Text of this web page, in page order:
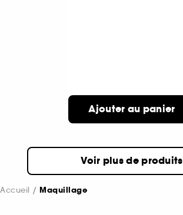
Ajouter au panier
Voir plus de produits
Accueil Maquillage